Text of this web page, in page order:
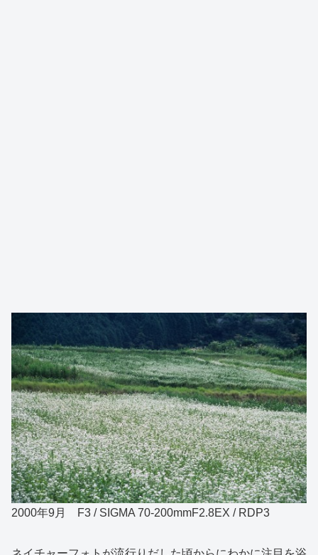
2000年9月 F3 / SIGMA 70-200mmF2.8EX / RDP3